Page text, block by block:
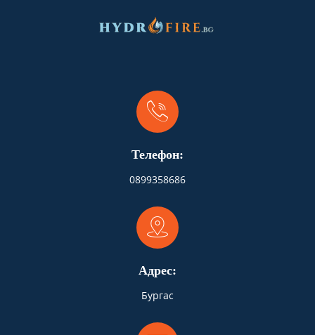
Телефон:
0899358686
Адрес:
Бургас